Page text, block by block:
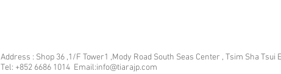
Address : Shop 36 ,1/F Tower1 ,Mody Road South Seas Center , Tsim Sha Tsui
Tel: +852 6686 1014 Email:info@tiarajp.com